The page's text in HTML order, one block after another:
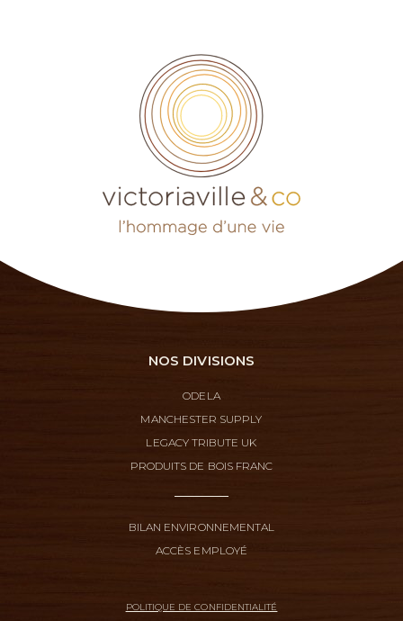
NOS DIVISIONS
ODELA
MANCHESTER SUPPLY
LEGACY TRIBUTE UK
PRODUITS DE BOIS FRANC
BILAN ENVIRONNEMENTAL
ACCÈS EMPLOYÉ
POLITIQUE DE CONFIDENTIALITÉ